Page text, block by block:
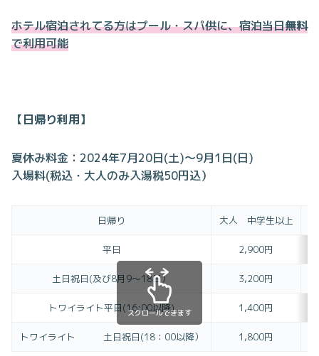
ホテル宿泊されてる方はプール・スパ供に、宿泊当日無料
で利用可能
【日帰り利用】
夏休み料金：2024年7月20日(土)～9月1日(日)
入場料(税込・大人のみ入湯税50円込）
日帰り 大人 中学生以上
平日 2,900円
土日祝日(及び8月9～18日） 3,200円
トワイライト平日(16:00以降) 1,400円
トワイライト 土日祝日(18：00以降） 1,800円
スクロールできます